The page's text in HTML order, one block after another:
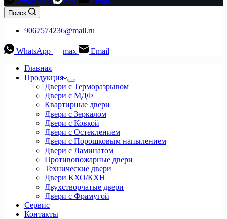
Поиск
9067574236@mail.ru
WhatsApp max
Email
Главная
Продукция
Двери с Терморазрывом
Двери с МДФ
Квартирные двери
Двери с Зеркалом
Двери с Ковкой
Двери с Остеклением
Двери с Порошковым напылением
Двери с Ламинатом
Противопожарные двери
Технические двери
Двери КХО/КХН
Двухстворчатые двери
Двери с Фрамугой
Сервис
Контакты